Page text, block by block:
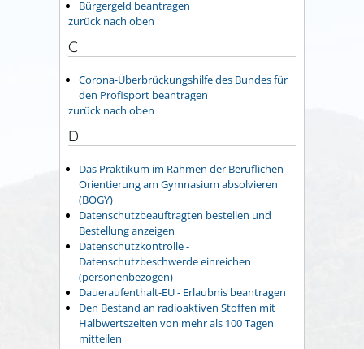
Bürgergeld beantragen
zurück nach oben
C
Corona-Überbrückungshilfe des Bundes für
den Profisport beantragen
zurück nach oben
D
Das Praktikum im Rahmen der Beruflichen
Orientierung am Gymnasium absolvieren
(BOGY)
Datenschutzbeauftragten bestellen und
Bestellung anzeigen
Datenschutzkontrolle -
Datenschutzbeschwerde einreichen
(personenbezogen)
Daueraufenthalt-EU - Erlaubnis beantragen
Den Bestand an radioaktiven Stoffen mit
Halbwertszeiten von mehr als 100 Tagen
mitteilen